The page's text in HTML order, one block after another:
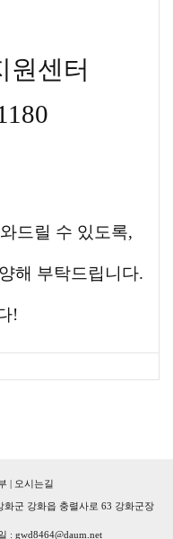
원센터
드릴 수 있도록,
해 부탁드립니다.
!
| 오시는길
군 강화읍 충렬사로 63 강화군장
: gwd8464@daum.net